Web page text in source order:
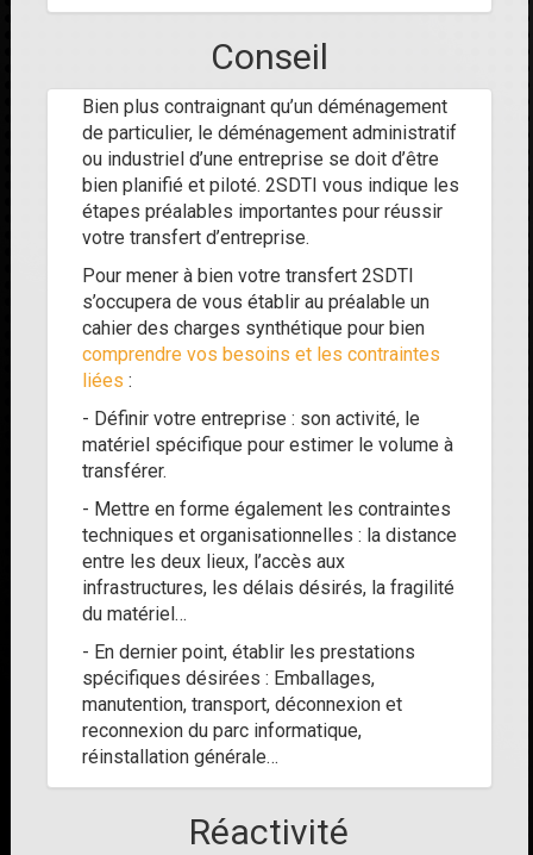
Conseil
Bien plus contraignant qu’un déménagement
de particulier, le déménagement administratif
ou industriel d’une entreprise se doit d’être
bien planifié et piloté. 2SDTI vous indique les
étapes préalables importantes pour réussir
votre transfert d’entreprise.
Pour mener à bien votre transfert 2SDTI
s’occupera de vous établir au préalable un
cahier des charges synthétique pour bien
comprendre vos besoins et les contraintes
liées :
- Définir votre entreprise : son activité, le
matériel spécifique pour estimer le volume à
transférer.
- Mettre en forme également les contraintes
techniques et organisationnelles : la distance
entre les deux lieux, l’accès aux
infrastructures, les délais désirés, la fragilité
du matériel…
- En dernier point, établir les prestations
spécifiques désirées : Emballages,
manutention, transport, déconnexion et
reconnexion du parc informatique,
réinstallation générale…
Réactivité